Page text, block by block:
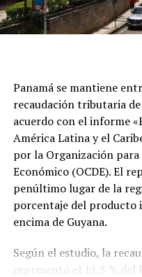
Panamá se mantiene
recaudación tributaria
acuerdo con el informe
América Latina y el
por la Organización
Económico (OCDE). El
penúltimo lugar de la
porcentaje del
encima de Guyana.
Según el estudio, la
representó el 11.3 % del